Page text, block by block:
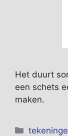
Het duurt
een schets
maken.